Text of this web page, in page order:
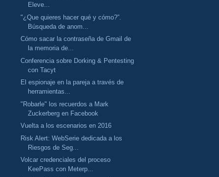
Eleve...
"¿Que quieres hacer qué y cómo?”.
Búsqueda de anom...
Cómo sacar la contraseña de Gmail de
la memoria de...
Conferencia sobre Dorking & Pentesting
con Tacyt
El espionaje en la pareja a través de
herramientas...
"Robarle" los recuerdos a Mark
Zuckerberg en Facebook
Vuelta a los escenarios en 2016
Risk Alert: WebSerie dedicada a los
Riesgos de Seg...
Volcar credenciales del proceso
KeePass con Meterp...